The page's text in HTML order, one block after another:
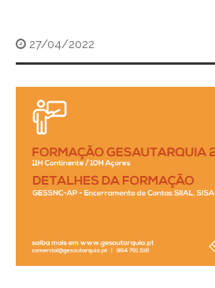
O que fazemos?
GESCanídeo
GESCemitério
GESContPública
CLIENTES
FAQ
Custo da Chamada
Eliminar Conta
27/04/2022